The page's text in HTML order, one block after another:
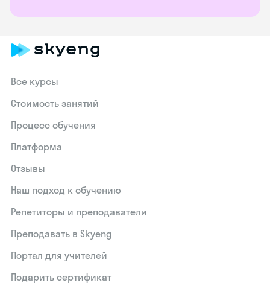
Все курсы
Стоимость занятий
Процесс обучения
Платформа
Отзывы
Наш подход к обучению
Репетиторы и преподаватели
Преподавать в Skyeng
Портал для учителей
Подарить сертификат